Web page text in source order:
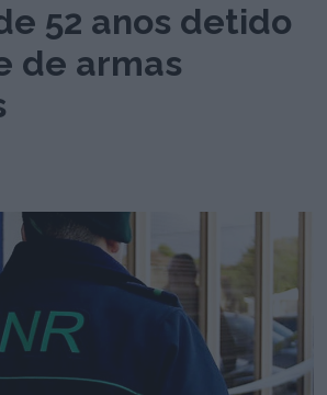
52 anos detido
de armas